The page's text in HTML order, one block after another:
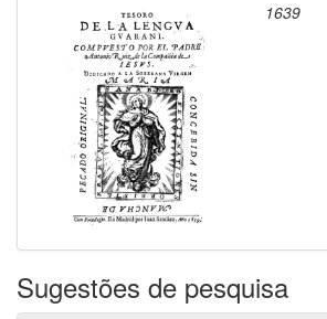
1639
Sugestões de pesquisa